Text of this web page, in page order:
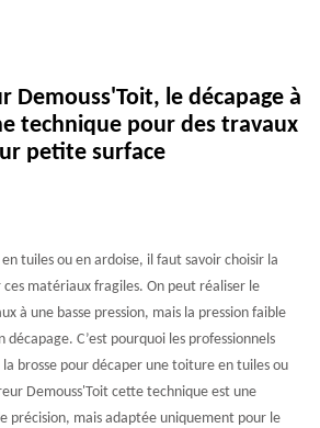
Demouss'Toit, le décapage à
technique pour des travaux
petite surface
tuiles ou en ardoise, il faut savoir choisir la
matériaux fragiles. On peut réaliser le
à une basse pression, mais la pression faible
C’est pourquoi les professionnels
la brosse pour décaper une toiture en tuiles ou
Demouss'Toit cette technique est une
précision, mais adaptée uniquement pour le